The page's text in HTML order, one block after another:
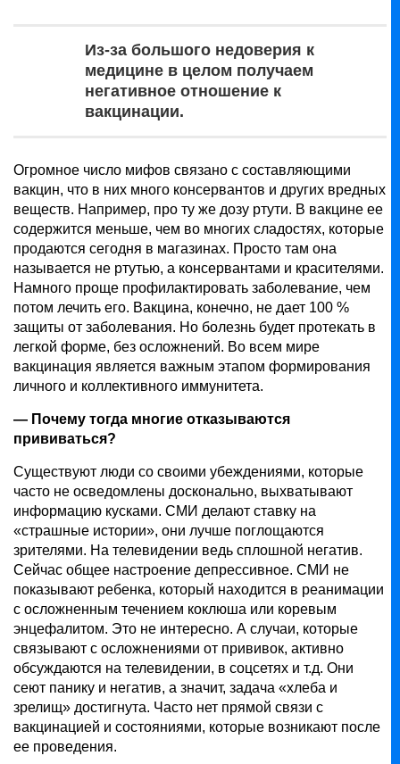
Из-за большого недоверия к
медицине в целом получаем
негативное отношение к
вакцинации.
Огромное число мифов связано с составляющими
вакцин, что в них много консервантов и других вредных
веществ. Например, про ту же дозу ртути. В вакцине ее
содержится меньше, чем во многих сладостях, которые
продаются сегодня в магазинах. Просто там она
называется не ртутью, а консервантами и красителями.
Намного проще профилактировать заболевание, чем
потом лечить его. Вакцина, конечно, не дает 100 %
защиты от заболевания. Но болезнь будет протекать в
легкой форме, без осложнений. Во всем мире
вакцинация является важным этапом формирования
личного и коллективного иммунитета.
— Почему тогда многие отказываются
прививаться?
Существуют люди со своими убеждениями, которые
часто не осведомлены досконально, выхватывают
информацию кусками. СМИ делают ставку на
«страшные истории», они лучше поглощаются
зрителями. На телевидении ведь сплошной негатив.
Сейчас общее настроение депрессивное. СМИ не
показывают ребенка, который находится в реанимации
с осложненным течением коклюша или коревым
энцефалитом. Это не интересно. А случаи, которые
связывают с осложнениями от прививок, активно
обсуждаются на телевидении, в соцсетях и т.д. Они
сеют панику и негатив, а значит, задача «хлеба и
зрелищ» достигнута. Часто нет прямой связи с
вакцинацией и состояниями, которые возникают после
ее проведения.